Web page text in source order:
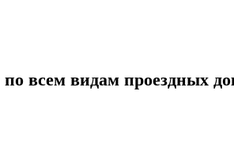
всем видам проездных